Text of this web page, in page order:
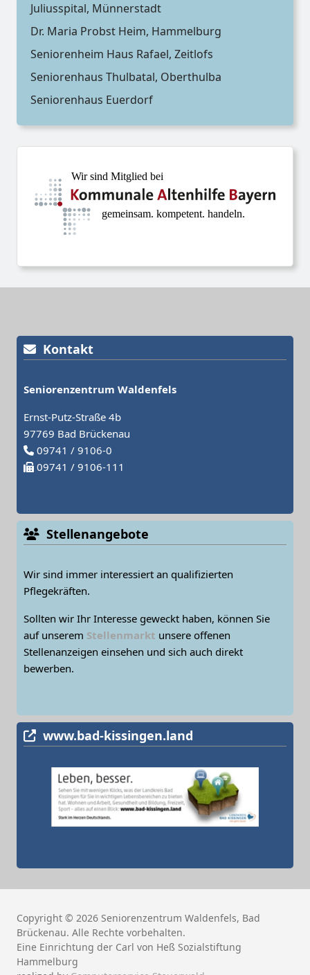
Juliusspital, Münnerstadt
Dr. Maria Probst Heim, Hammelburg
Seniorenheim Haus Rafael, Zeitlofs
Seniorenhaus Thulbatal, Oberthulba
Seniorenhaus Euerdorf
Kontakt
Seniorenzentrum Waldenfels
Ernst-Putz-Straße 4b
97769 Bad Brückenau
09741 / 9106-0
09741 / 9106-111
Stellenangebote
Wir sind immer interessiert an qualifizierten
Pflegekräften.
Sollten wir Ihr Interesse geweckt haben, können Sie
auf unserem Stellenmarkt unsere offenen
Stellenanzeigen einsehen und sich auch direkt
bewerben.
www.bad-kissingen.land
Copyright © 2026 Seniorenzentrum Waldenfels, Bad
Brückenau. Alle Rechte vorbehalten.
Eine Einrichtung der Carl von Heß Sozialstiftung
Hammelburg